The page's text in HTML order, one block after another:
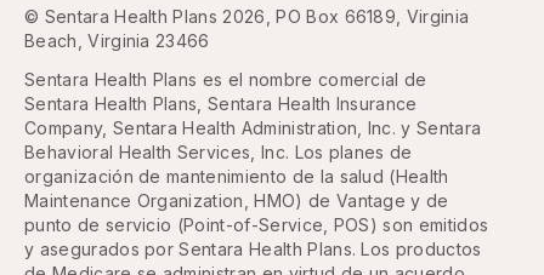
© Sentara Health Plans 2026, PO Box 66189, Virginia
Beach, Virginia 23466
Sentara Health Plans es el nombre comercial de
Sentara Health Plans, Sentara Health Insurance
Company, Sentara Health Administration, Inc. y Sentara
Behavioral Health Services, Inc. Los planes de
organización de mantenimiento de la salud (Health
Maintenance Organization, HMO) de Vantage y de
punto de servicio (Point-of-Service, POS) son emitidos
y asegurados por Sentara Health Plans. Los productos